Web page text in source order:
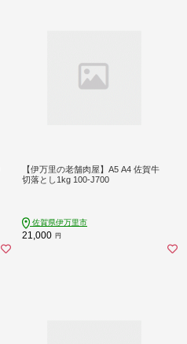
【伊万里の老舗肉屋】A5 A4 佐賀牛
切落とし1kg 100-J700
佐賀県伊万里市
21,000 円